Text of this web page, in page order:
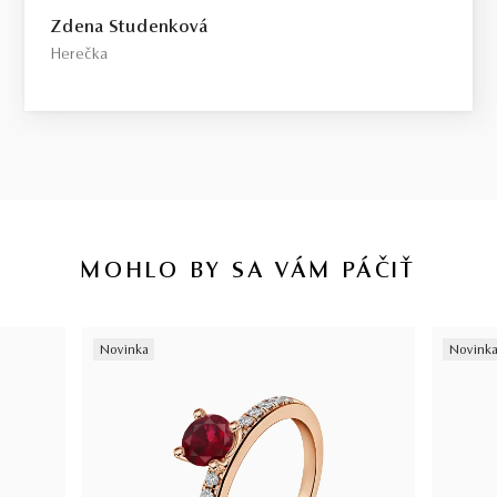
Select / náš tip
tých, ktorí chcú to najlepšie, bez kompromisov.
šperky majú naviac certifikát vystavený jedinou znaleckou
organizáciou na Slovensku,SGI.V prípade kúpy diamantového
šperku radíme spozornieť, ak je certifikát, ktorý je k šperku dodaný,
Zdena Studenková
Herečka
MOHLO BY SA VÁM PÁČIŤ
Novinka Novinka